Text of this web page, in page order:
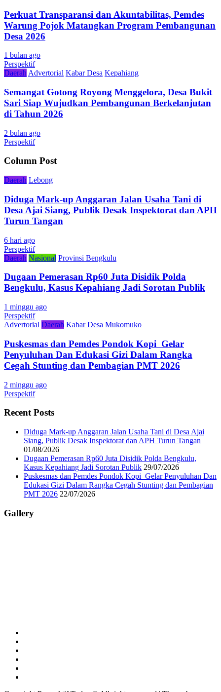
Perkuat Transparansi dan Akuntabilitas, Pemdes
Warung Pojok Matangkan Program Pembangunan
Desa 2026
1 bulan ago
Perspektif
Daerah Advertorial Kabar Desa Kepahiang
Semangat Gotong Royong Menggelora, Desa Bukit
Sari Siap Wujudkan Pembangunan Berkelanjutan
di Tahun 2026
2 bulan ago
Perspektif
Column Post
Daerah Lebong
Diduga Mark-up Anggaran Jalan Usaha Tani di
Desa Ajai Siang, Publik Desak Inspektorat dan APH
Turun Tangan
6 hari ago
Perspektif
Daerah Nasional Provinsi Bengkulu
Dugaan Pemerasan Rp60 Juta Disidik Polda
Bengkulu, Kasus Kepahiang Jadi Sorotan Publik
1 minggu ago
Perspektif
Advertorial Daerah Kabar Desa Mukomuko
Puskesmas dan Pemdes Pondok Kopi Gelar
Penyuluhan Dan Edukasi Gizi Dalam Rangka
Cegah Stunting dan Pembagian PMT 2026
2 minggu ago
Perspektif
Recent Posts
Diduga Mark-up Anggaran Jalan Usaha Tani di Desa Ajai
Siang, Publik Desak Inspektorat dan APH Turun Tangan
01/08/2026
Dugaan Pemerasan Rp60 Juta Disidik Polda Bengkulu,
Kasus Kepahiang Jadi Sorotan Publik 29/07/2026
Puskesmas dan Pemdes Pondok Kopi Gelar Penyuluhan Dan
Edukasi Gizi Dalam Rangka Cegah Stunting dan Pembagian
PMT 2026 22/07/2026
Gallery